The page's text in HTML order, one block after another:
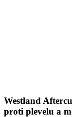
Westland
proti plevelu a